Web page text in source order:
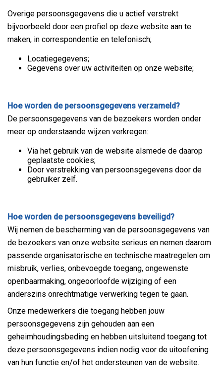
Overige persoonsgegevens die u actief verstrekt
bijvoorbeeld door een profiel op deze website aan te
maken, in correspondentie en telefonisch;
Locatiegegevens;
Gegevens over uw activiteiten op onze website;
Hoe worden de persoonsgegevens verzameld?
De persoonsgegevens van de bezoekers worden onder
meer op onderstaande wijzen verkregen:
Via het gebruik van de website alsmede de daarop
geplaatste cookies;
Door verstrekking van persoonsgegevens door de
gebruiker zelf.
Hoe worden de persoonsgegevens beveiligd?
Wij nemen de bescherming van de persoonsgegevens van
de bezoekers van onze website serieus en nemen daarom
passende organisatorische en technische maatregelen om
misbruik, verlies, onbevoegde toegang, ongewenste
openbaarmaking, ongeoorloofde wijziging of een
anderszins onrechtmatige verwerking tegen te gaan.
Onze medewerkers die toegang hebben jouw
persoonsgegevens zijn gehouden aan een
geheimhoudingsbeding en hebben uitsluitend toegang tot
deze persoonsgegevens indien nodig voor de uitoefening
van hun functie en/of het ondersteunen van de website.